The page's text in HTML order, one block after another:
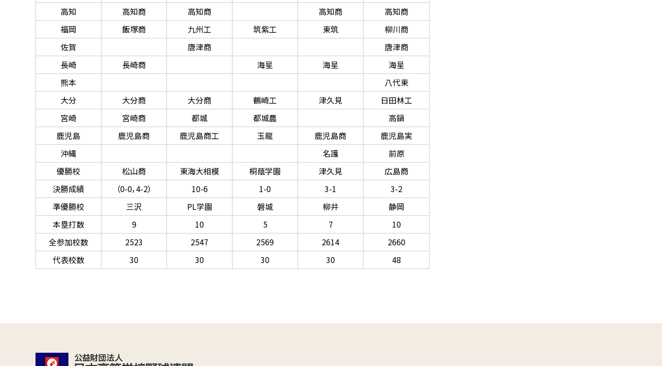
高知
高知商 高知商 高知商
高知商
福岡
飯塚商 九州工 筑紫工 東筑
柳川商
佐賀
唐津商
唐津商
長崎
長崎商 海星 海星
海星
熊本
八代東
大分
大分商 大分商 鶴崎工 津久見
日田林工
宮崎
宮崎商 都城 都城農
高鍋
鹿児島
鹿児島商 鹿児島商工 玉龍 鹿児島商
鹿児島実
沖縄
名護
前原
優勝校
松山商 東海大相模 桐蔭学園 津久見
広島商
決勝成績
（0-0，4-2） 10-6 1-0 3-1
3-2
準優勝校
三沢 PL学園 磐城 柳井
静岡
本塁打数
9 10 5 7
10
全参加校数
2523 2547 2569 2614
2660
代表校数
30 30 30 30 48